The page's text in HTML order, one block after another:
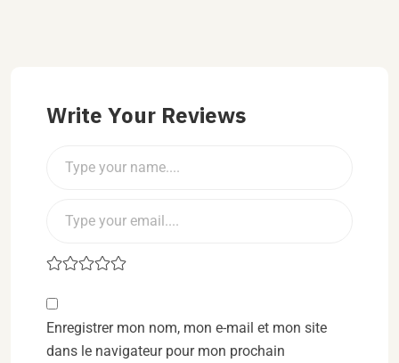
Write Your Reviews
Enregistrer mon nom, mon e-mail et mon site
dans le navigateur pour mon prochain